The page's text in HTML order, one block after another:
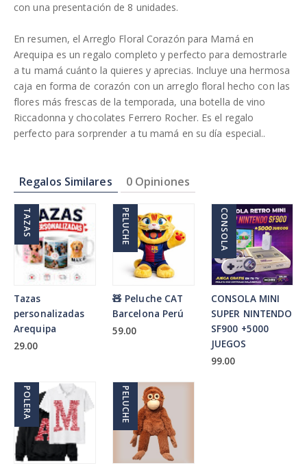
con una presentación de 8 unidades.
En resumen, el Arreglo Floral Corazón para Mamá en
Arequipa es un regalo completo y perfecto para demostrarle
a tu mamá cuánto la quieres y aprecias. Incluye una hermosa
caja en forma de corazón con un arreglo floral hecho con las
flores más frescas de la temporada, una botella de vino
Riccadonna y chocolates Ferrero Rocher. Es el regalo
perfecto para sorprender a tu mamá en su día especial..
Regalos Similares 0 Opiniones
TAZAS
Tazas
personalizadas
Arequipa
29.00
PELUCHE
🧸 Peluche CAT
Barcelona Perú
59.00
CONSOLA
CONSOLA MINI
SUPER NINTENDO
SF900 +5000
JUEGOS
99.00
POLERA PELUCHE